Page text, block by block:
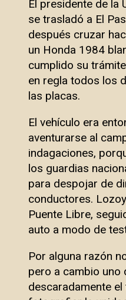
El presidente de la
se trasladó a El
después cruzar
un Honda 1984
cumplido su
en regla todos los
las placas.
El vehículo era
aventurarse al
indagaciones,
los guardias
para despojar de
conductores.
Puente Libre,
auto a modo de
Por alguna razón
pero a cambio
descaradamente